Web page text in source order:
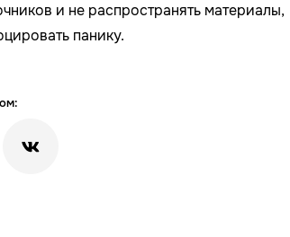
и не распространять материалы,
панику.